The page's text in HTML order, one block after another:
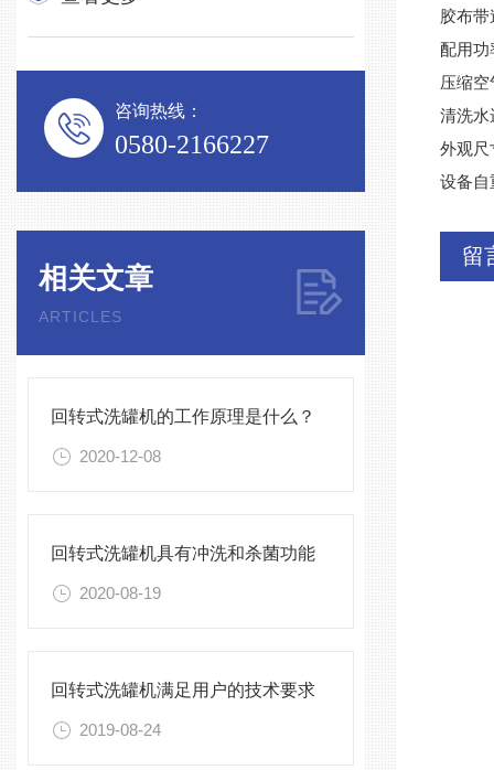
咨询热线：
0580-2166227
相关文章
ARTICLES
回转式洗罐机的工作原理是什么？
2020-12-08
回转式洗罐机具有冲洗和杀菌功能
2020-08-19
回转式洗罐机满足用户的技术要求
2019-08-24
胶布
配用功
压缩
清洗水
外观尺
设备自
留